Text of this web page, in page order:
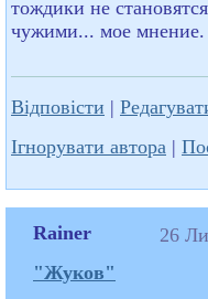
тождики не
чужими... мое мнение.
Відповісти |
Ігнорувати автора |
Rainer
"Жуков"
26